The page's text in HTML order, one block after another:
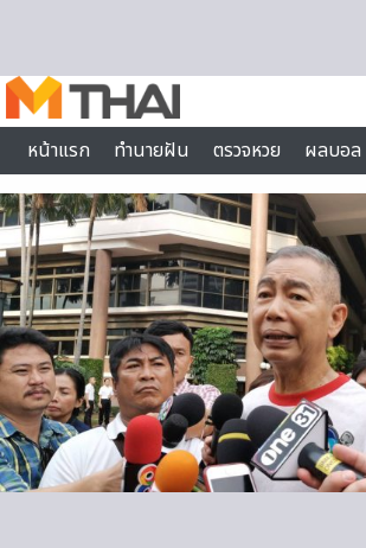
หน้าแรก
ทำนายฝัน ตรวจหวย ผลบอล
ไลฟ์สไตล์